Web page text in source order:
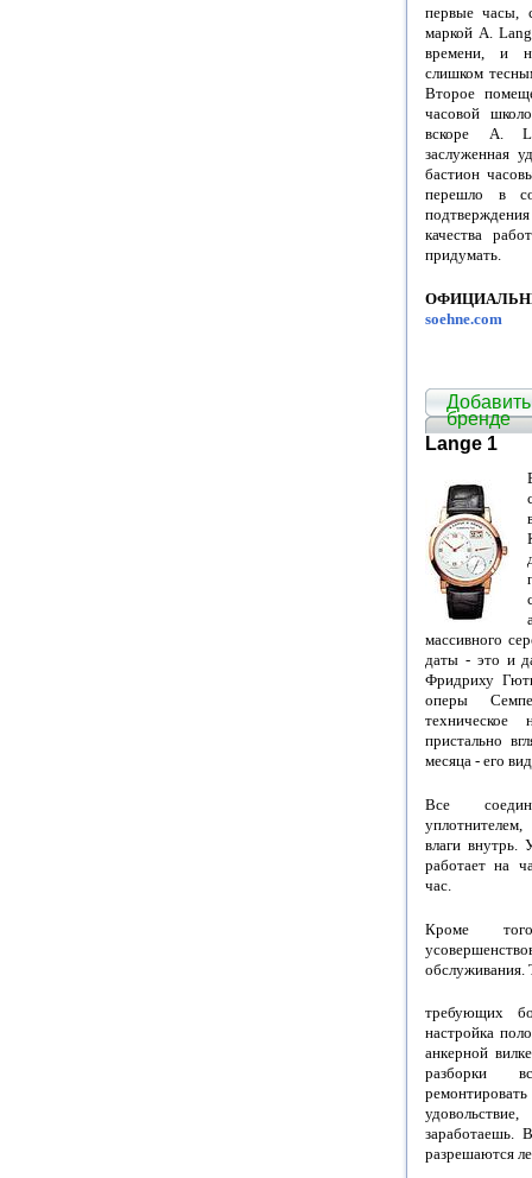
первые часы,
маркой А.
времени, и
слишком
Второе
часовой
вскоре А.
заслуженная
бастион
перешло в
качества
придумать.
soehne.com
бренде
Lange 1
массивного
даты - это и
Фридриху
оперы
пристально
месяца - его
Все
влаги внутрь.
работает на
час.
Кроме
обслуживания.
требующих
настройка
анкерной
разборки
заработаешь.
разрешаются